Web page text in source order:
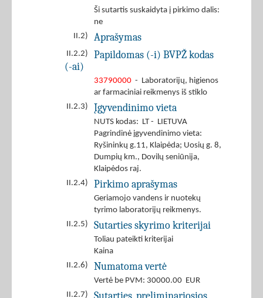
Ši sutartis suskaidyta į pirkimo dalis:
ne
II.2)
Aprašymas
II.2.2)
Papildomas (-i) BVPŽ kodas
(-ai)
33790000 - Laboratorijų, higienos
ar farmaciniai reikmenys iš stiklo
II.2.3)
Įgyvendinimo vieta
NUTS kodas: LT - LIETUVA
Pagrindinė įgyvendinimo vieta:
Ryšininkų g.11, Klaipėda; Uosių g. 8,
Dumpių km., Dovilų seniūnija,
Klaipėdos raj.
II.2.4)
Pirkimo aprašymas
Geriamojo vandens ir nuotekų
tyrimo laboratorijų reikmenys.
II.2.5)
Sutarties skyrimo kriterijai
Toliau pateikti kriterijai
Kaina
II.2.6)
Numatoma vertė
Vertė be PVM: 30000.00 EUR
II.2.7)